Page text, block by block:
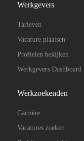
Werkgevers
Tarieven
Vacature plaatsen
Profielen bekijken
Werkgevers Dashboard
Werkzoekenden
Carrière
Vacatures zoeken